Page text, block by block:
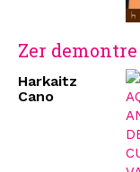
Zer
Harkaitz
Cano